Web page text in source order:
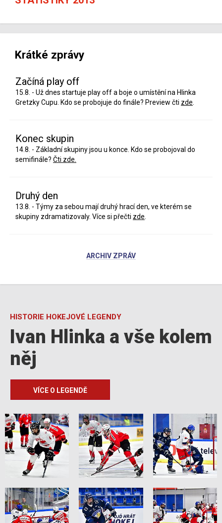
Krátké zprávy
Začíná play off
15.8. - Už dnes startuje play off a boje o umístění na Hlinka
Gretzky Cupu. Kdo se probojuje do finále? Preview čti zde
Konec skupin
14.8. - Základní skupiny jsou u konce. Kdo se probojoval do
semifinále? Čti zde.
Druhý den
13.8. - Týmy za sebou mají druhý hrací den, ve kterém se
skupiny zdramatizovaly. Více si přečti zde
ARCHIV ZPRÁV
HISTORIE HOKEJOVÉ LEGENDY
Ivan Hlinka a vše kolem
něj
VÍCE O LEGENDĚ